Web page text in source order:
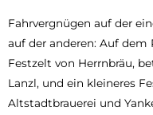
Fahrvergnügen auf der
auf der anderen: Auf
Festzelt von Herrnbräu,
Lanzl, und ein kleineres
Altstadtbrauerei und